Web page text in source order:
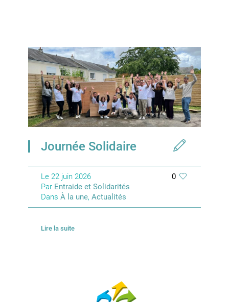
Journée Solidaire
0
Le 22 juin 2026
Par Entraide et Solidarités
Dans À la une, Actualités
Lire la suite